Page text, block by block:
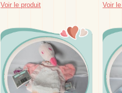
Voir le produit Voir